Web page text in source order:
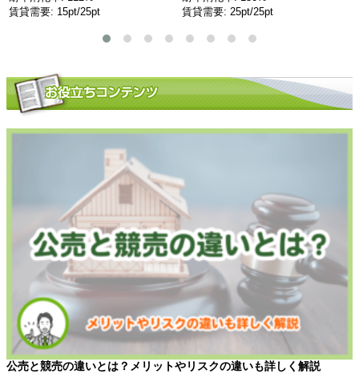
賃貸需要: 15pt/25pt
賃貸需要: 25pt/25pt
公売と競売の違いとは？メリットやリスクの違いも詳しく解説